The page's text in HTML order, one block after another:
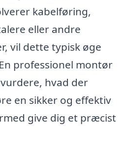
kabelføring,
eller andre
vil dette typisk øge
professionel montør
hvad der
en sikker og effektiv
give dig et præcist